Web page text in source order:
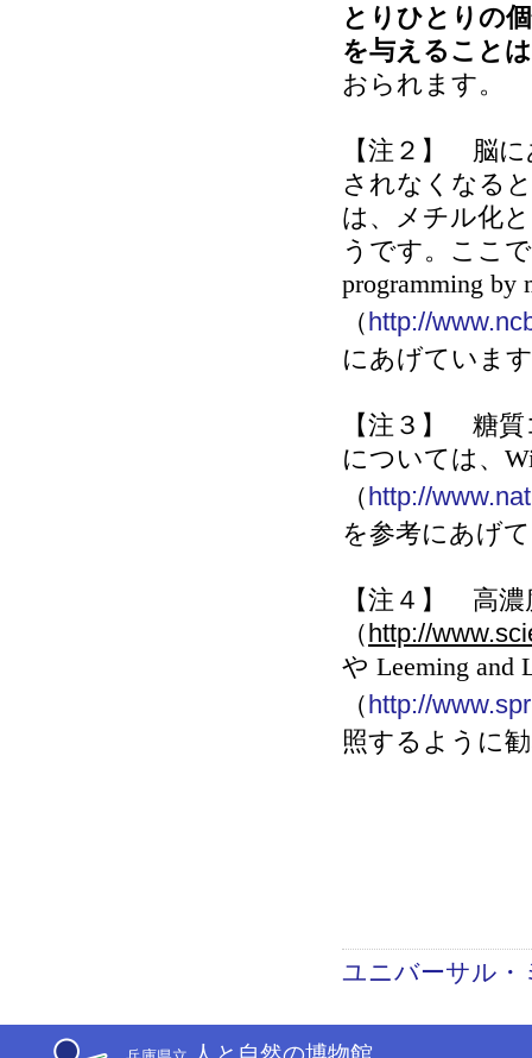
とりひとりの
を与えること
おられます。
【注２】
脳に
されなくなる
は、メチル化
うです。ここ
programming by
（http://
にあげていま
【注３】
糖質
については、
（http://
を参考にあげ
【注４】
高濃
（http://
や Leeming and
（http://
照するように
ユニバーサル・